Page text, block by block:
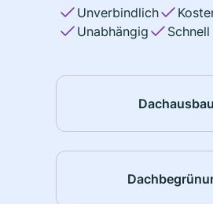
Unverbindlich
Unabhängig
Schnell
Dachausbau